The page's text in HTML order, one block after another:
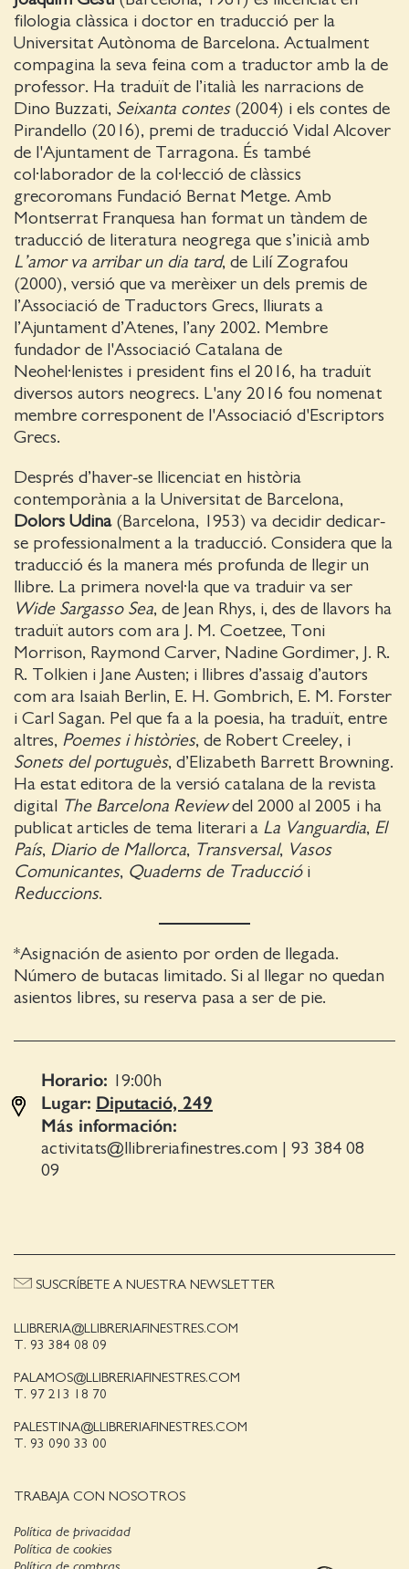
filologia clàssica i doctor en traducció per la
Universitat Autònoma de Barcelona. Actualment
compagina la seva feina com a traductor amb la de
professor. Ha traduït de l’italià les narracions de
Dino Buzzati, Seixanta contes(2004) i els contes de
Pirandello (2016), premi de traducció Vidal Alcover
de l'Ajuntament de Tarragona. És també
col·laborador de la col·lecció de clàssics
grecoromans Fundació Bernat Metge. Amb
Montserrat Franquesa han format un tàndem de
traducció de literatura neogrega que s’inicià amb
L’amor va arribar un dia tard, de Lilí Zografou
(2000), versió que va merèixer un dels premis de
l’Associació de Traductors Grecs, lliurats a
l’Ajuntament d’Atenes, l’any 2002. Membre
fundador de l'Associació Catalana de
Neohel·lenistes i president fins el 2016, ha traduït
diversos autors neogrecs. L'any 2016 fou nomenat
membre corresponent de l'Associació d'Escriptors
Grecs.
Després d’haver-se llicenciat en història
contemporània a la Universitat de Barcelona,
Dolors Udina(Barcelona, 1953) va decidir dedicar-
se professionalment a la traducció. Considera que la
traducció és la manera més profunda de llegir un
llibre. La primera novel·la que va traduir va ser
Wide Sargasso Sea, de Jean Rhys, i, des de llavors ha
traduït autors com ara J. M. Coetzee, Toni
Morrison, Raymond Carver, Nadine Gordimer, J. R.
R. Tolkien i Jane Austen; i llibres d’assaig d’autors
com ara Isaiah Berlin, E. H. Gombrich, E. M. Forster
i Carl Sagan. Pel que fa a la poesia, ha traduït, entre
altres, Poemes i històries, de Robert Creeley, i
Sonets del portuguès, d’Elizabeth Barrett Browning.
Ha estat editora de la versió catalana de la revista
digital The Barcelona Reviewdel 2000 al 2005 i ha
publicat articles de tema literari a La Vanguardia, El
País, Diario de Mallorca, Transversal, Vasos
Comunicantes, Quaderns de Traducciói
Reduccions.
*Asignación de asiento por orden de llegada.
Número de butacas limitado. Si al llegar no quedan
asientos libres, su reserva pasa a ser de pie.
Horario: 19:00 h
Lugar: Diputació, 249
Más información:
activitats@llibreriafinestres.com
93 384 08
09
LLIBRERIA@LLIBRERIAFINESTRES.COM
T. 93 384 08 09
PALAMOS@LLIBRERIAFINESTRES.COM
T. 97 213 18 70
PALESTINA@LLIBRERIAFINESTRES.COM
T. 93 090 33 00
TRABAJA CON NOSOTROS
SUSCRÍBETE A NUESTRA NEWSLETTER
Política de privacidad
Política de cookies